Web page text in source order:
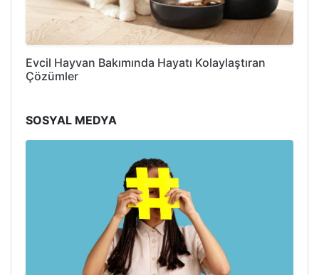
Evcil Hayvan Bakımında Hayatı Kolaylaştıran
Çözümler
SOSYAL MEDYA